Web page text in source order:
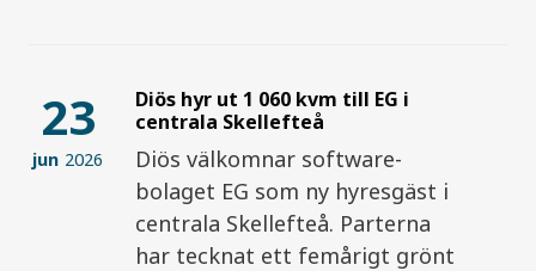
23
jun 2026
Diös hyr ut 1 060 kvm till EG i
centrala Skellefteå
Diös välkomnar software-
bolaget EG som ny hyresgäst i
centrala Skellefteå. Parterna
har tecknat ett femårigt grönt